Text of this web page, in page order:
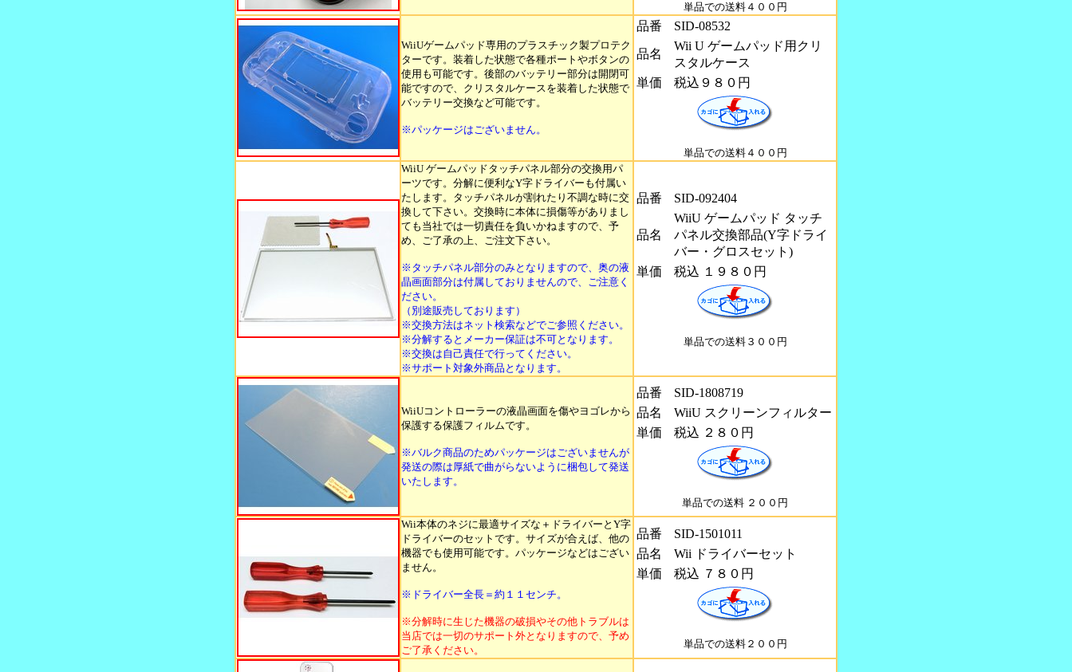
単品での送料４００円
WiiUゲームパッド専用のプラスチック製プロテク
ターです。装着した状態で各種ポートやボタンの
使用も可能です。後部のバッテリー部分は開閉可
能ですので、クリスタルケースを装着した状態で
バッテリー交換など可能です。
※パッケージはございません。
品番 SID-08532
品名
Wii U ゲームパッド用クリ
スタルケース
単価
税込９８０円
単品での送料４００円
WiiU ゲームパッドタッチパネル部分の交換用パ
ーツです。分解に便利なY字ドライバーも付属い
たします。タッチパネルが割れたり不調な時に交
換して下さい。交換時に本体に損傷等がありまし
ても当社では一切責任を負いかねますので、予
め、ご了承の上、ご注文下さい。
※タッチパネル部分のみとなりますので、奥の液
晶画面部分は付属しておりませんので、ご注意く
ださい。
（別途販売しております）
※交換方法はネット検索などでご参照ください。
※分解するとメーカー保証は不可となります。
※交換は自己責任で行ってください。
※サポート対象外商品となります。
品番 SID-092404
品名
WiiU ゲームパッド タッチ
パネル交換部品(Y字ドライ
バー・グロスセット)
単価
税込 １９８０円
単品での送料３００円
WiiUコントローラーの液晶画面を傷やヨゴレから
保護する保護フィルムです。
※バルク商品のためパッケージはございませんが
発送の際は厚紙で曲がらないように梱包して発送
いたします。
品番
SID-1808719
品名
WiiU スクリーンフィルター
単価
税込 ２８０円
単品での送料 ２００円
Wii本体のネジに最適サイズな＋ドライバーとY字
ドライバーのセットです。サイズが合えば、他の
機器でも使用可能です。パッケージなどはござい
ません。
※ドライバー全長＝約１１センチ。
※分解時に生じた機器の破損やその他トラブルは
当店では一切のサポート外となりますので、予め
ご了承ください。
品番
SID-1501011
品名
Wii ドライバーセット
単価
税込 ７８０円
単品での送料２００円